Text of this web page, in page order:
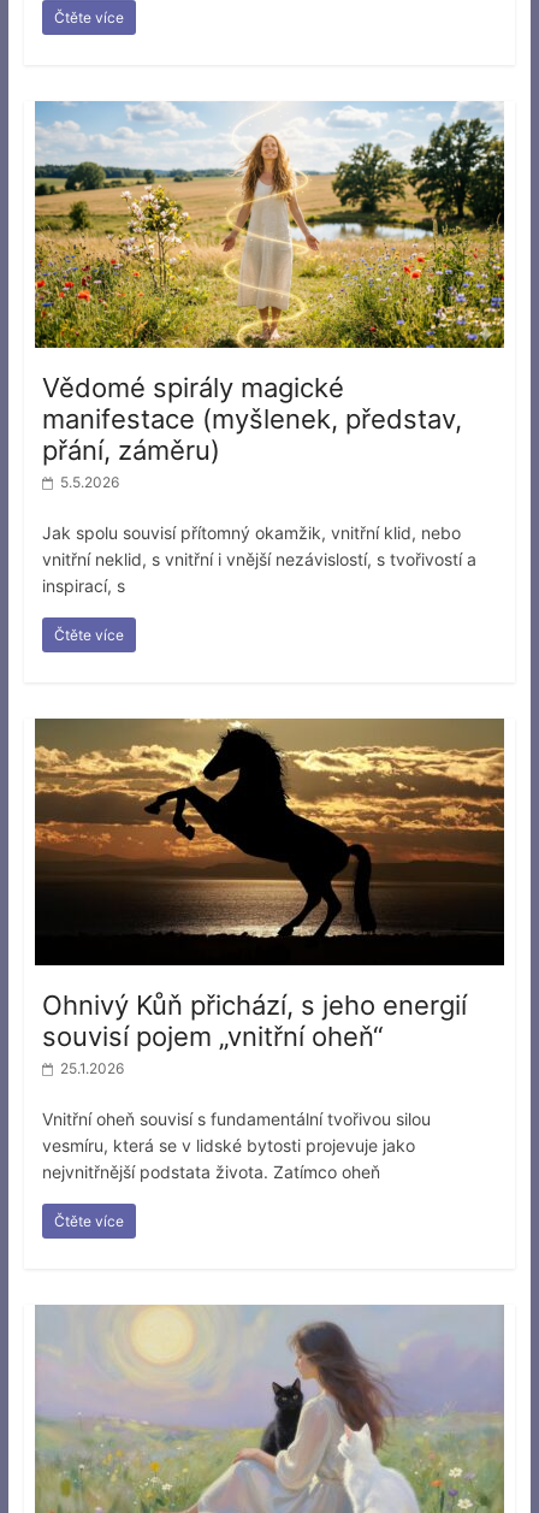
Čtěte více
Vědomé spirály magické
manifestace (myšlenek, představ,
přání, záměru)
5.5.2026
Jak spolu souvisí přítomný okamžik, vnitřní klid, nebo
vnitřní neklid, s vnitřní i vnější nezávislostí, s tvořivostí a
inspirací, s
Čtěte více
Ohnivý Kůň přichází, s jeho energií
souvisí pojem „vnitřní oheň“
25.1.2026
Vnitřní oheň souvisí s fundamentální tvořivou silou
vesmíru, která se v lidské bytosti projevuje jako
nejvnitřnější podstata života. Zatímco oheň
Čtěte více